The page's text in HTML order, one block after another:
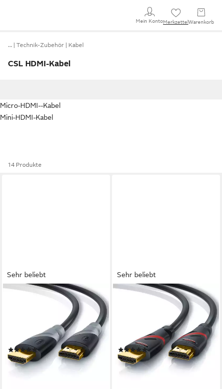
Mein KontoMerkzettel Warenkorb
… Technik-Zubehör Kabel
CSL HDMI-Kabel
Micro-HDMI--Kabel
Mini-HDMI-Kabel
14 Produkte
Sehr beliebt
HDMI-Kabel, 2.0b, HDMI Typ
A (100 cm), 3fach geschirmt,
Ultra HD, Full HD, 3D, High
Speed mit Ethernet - 1m
(950)
ab 7,95 € UVP13,99 €
-43%
Sehr beliebt
HDMI-Kabel, 2.0b, HDMI Typ
A (200 cm), 4K Ultra HD,
UHD, Full HD, 3D, ARC, High
Speed mit Ethernet - 2m
(367)
ab 9,95 € UVP14,99 €
-34%